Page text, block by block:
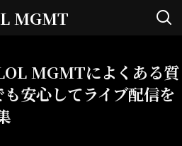
MGMT
MGMTによくある質
安心してライブ配信を